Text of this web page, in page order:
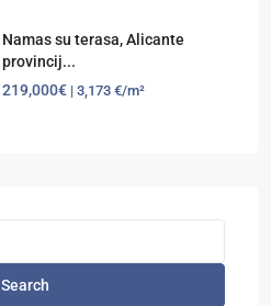
Namas su terasa, Alicante
provincij...
219,000€ | 3,173 €/m²
Search